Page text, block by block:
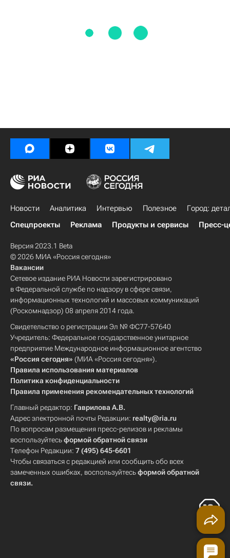
Новости Аналитика Интервью Полезное
Город:
Спецпроекты
Реклама Продукты и сервисы Пресс-
Версия 2023.1 Beta
© 2026 МИА «Россия сегодня»
Вакансии
Сетевое издание РИА Новости зарегистрировано
в Федеральной службе по надзору в сфере связи,
информационных технологий и массовых коммуникаций
(Роскомнадзор) 08 апреля 2014 года.
Свидетельство о регистрации Эл № ФС77-57640
Учредитель: Федеральное государственное унитарное
предприятие Международное информационное агентство
«Россия сегодня» (МИА «Россия сегодня»).
Правила использования материалов
Политика конфиденциальности
Правила применения рекомендательных технологий
Главный редактор: Гаврилова А.В.
Адрес электронной почты Редакции: realty@ria.ru
По вопросам размещения пресс-релизов и рекламы
воспользуйтесьформой обратной связи
Телефон Редакции: 7 (495) 645-6601
Чтобы связаться с редакцией или сообщить обо всех
замеченных ошибках, воспользуйтесьформой обратной
связи.